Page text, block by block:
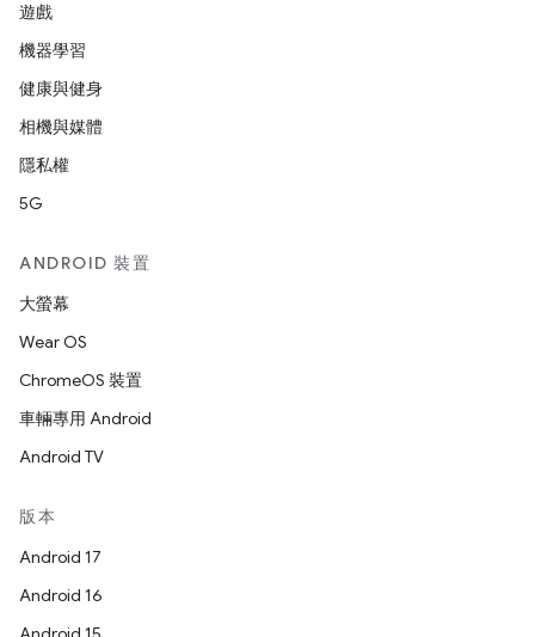
遊戲
機器學習
健康與健身
相機與媒體
隱私權
5G
ANDROID 裝置
大螢幕
Wear OS
ChromeOS 裝置
車輛專用 Android
Android TV
版本
Android 17
Android 16